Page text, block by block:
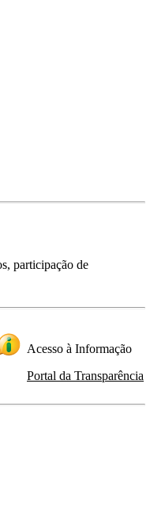
participação de
Acesso à Informação
Portal da Transparência